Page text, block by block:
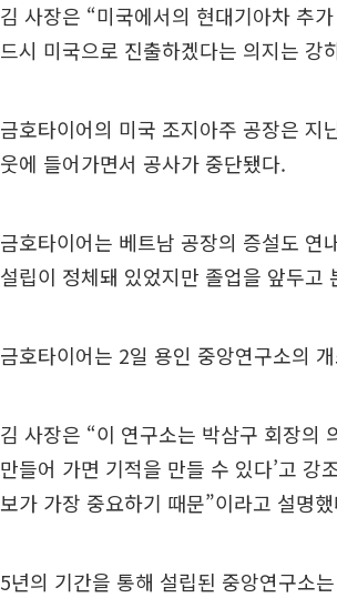
김 사장은 “미국에서의 현대기아차 추
드시 미국으로 진출하겠다는 의지는 강
금호타이어의 미국 조지아주 공장은
웃에 들어가면서 공사가 중단됐다.
금호타이어는 베트남 공장의 증설도 연
설립이 정체돼 있었지만 졸업을 앞두고
금호타이어는 2일 용인 중앙연구소의
김 사장은 “이 연구소는 박삼구 회장의
만들어 가면 기적을 만들 수 있다’고 강
보가 가장 중요하기 때문”이라고 설명
5년의 기간을 통해 설립된 중앙연구소